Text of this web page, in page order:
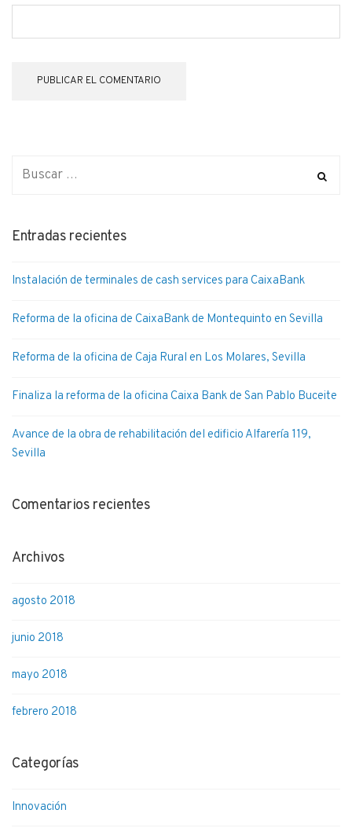
Entradas recientes
Instalación de terminales de cash services para CaixaBank
Reforma de la oficina de CaixaBank de Montequinto en Sevilla
Reforma de la oficina de Caja Rural en Los Molares, Sevilla
Finaliza la reforma de la oficina Caixa Bank de San Pablo Buceite
Avance de la obra de rehabilitación del edificio Alfarería 119,
Sevilla
Comentarios recientes
Archivos
agosto 2018
junio 2018
mayo 2018
febrero 2018
Categorías
Innovación